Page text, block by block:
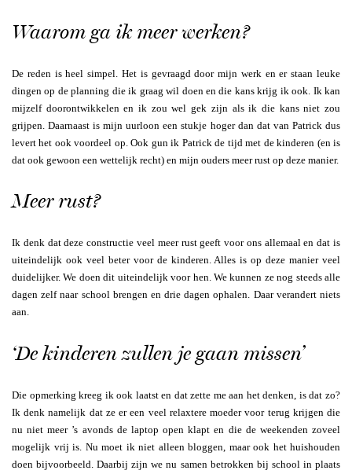
Waarom ga ik meer werken?
De reden is heel simpel. Het is gevraagd door mijn werk en er staan leuke
dingen op de planning die ik graag wil doen en die kans krijg ik ook. Ik kan
mijzelf doorontwikkelen en ik zou wel gek zijn als ik die kans niet zou
grijpen. Daarnaast is mijn uurloon een stukje hoger dan dat van Patrick dus
levert het ook voordeel op. Ook gun ik Patrick de tijd met de kinderen (en is
dat ook gewoon een wettelijk recht) en mijn ouders meer rust op deze manier.
Meer rust?
Ik denk dat deze constructie veel meer rust geeft voor ons allemaal en dat is
uiteindelijk ook veel beter voor de kinderen. Alles is op deze manier veel
duidelijker. We doen dit uiteindelijk voor hen. We kunnen ze nog steeds alle
dagen zelf naar school brengen en drie dagen ophalen. Daar verandert niets
aan.
‘De kinderen zullen je gaan missen’
Die opmerking kreeg ik ook laatst en dat zette me aan het denken, is dat zo?
Ik denk namelijk dat ze er een veel relaxtere moeder voor terug krijgen die
nu niet meer ’s avonds de laptop open klapt en die de weekenden zoveel
mogelijk vrij is. Nu moet ik niet alleen bloggen, maar ook het huishouden
doen bijvoorbeeld. Daarbij zijn we nu samen betrokken bij school in plaats